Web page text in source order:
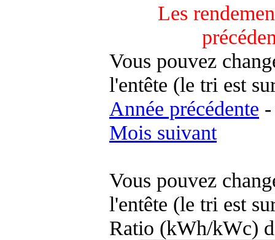
Les
Vous pouvez
l'entête (le tri est
Année précédente -
Mois suivant
Vous pouvez
l'entête (le tri est
Ratio (kWh/kWc)